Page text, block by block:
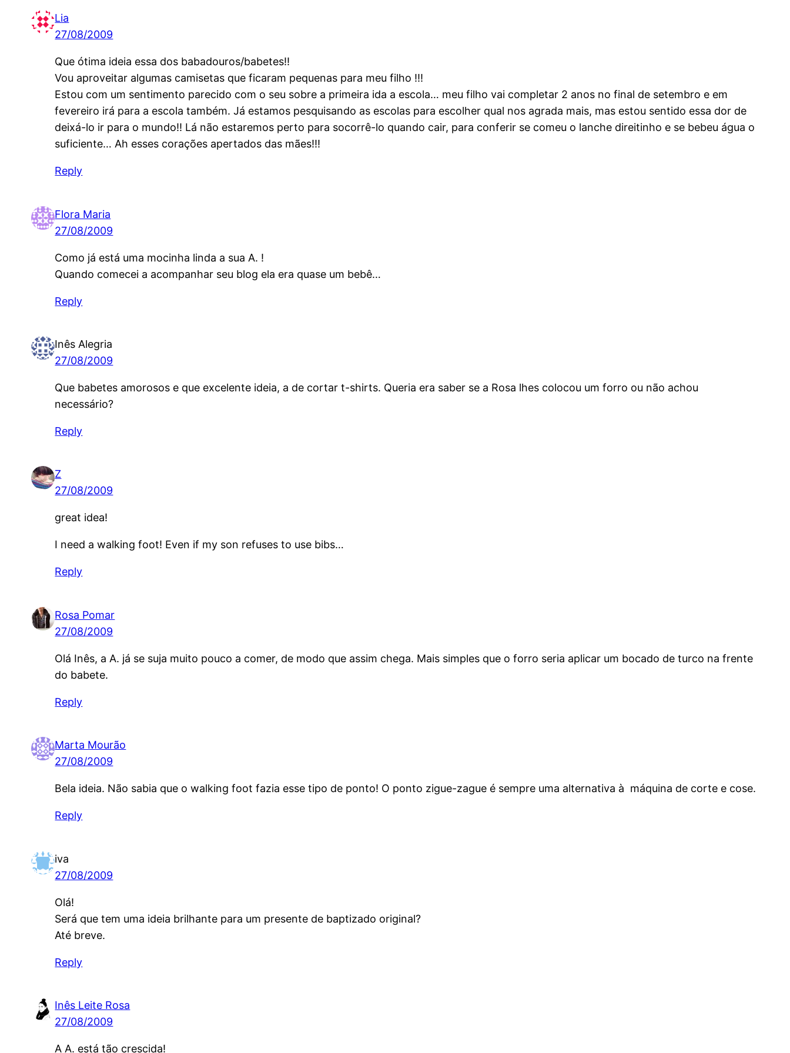
Lia
27/08/2009
Que ótima ideia essa dos babadouros/babetes!!
Vou aproveitar algumas camisetas que ficaram pequenas para meu filho !!!
Estou com um sentimento parecido com o seu sobre a primeira ida a escola… meu filho vai completar 2 anos no final de setembro e em
fevereiro irá para a escola também. Já estamos pesquisando as escolas para escolher qual nos agrada mais, mas estou sentido essa dor de
deixá-lo ir para o mundo!! Lá não estaremos perto para socorrê-lo quando cair, para conferir se comeu o lanche direitinho e se bebeu água o
suficiente… Ah esses corações apertados das mães!!!
Reply
Flora Maria
27/08/2009
Como já está uma mocinha linda a sua A. !
Quando comecei a acompanhar seu blog ela era quase um bebê…
Reply
Inês Alegria
27/08/2009
Que babetes amorosos e que excelente ideia, a de cortar t-shirts. Queria era saber se a Rosa lhes colocou um forro ou não achou
necessário?
Reply
Z
27/08/2009
great idea!
I need a walking foot! Even if my son refuses to use bibs…
Reply
Rosa Pomar
27/08/2009
Olá Inês, a A. já se suja muito pouco a comer, de modo que assim chega. Mais simples que o forro seria aplicar um bocado de turco na frente
do babete.
Reply
Marta Mourão
27/08/2009
Bela ideia. Não sabia que o walking foot fazia esse tipo de ponto! O ponto zigue-zague é sempre uma alternativa à máquina de corte e cose.
Reply
iva
27/08/2009
Olá!
Será que tem uma ideia brilhante para um presente de baptizado original?
Até breve.
Reply
Inês Leite Rosa
27/08/2009
A A. está tão crescida!